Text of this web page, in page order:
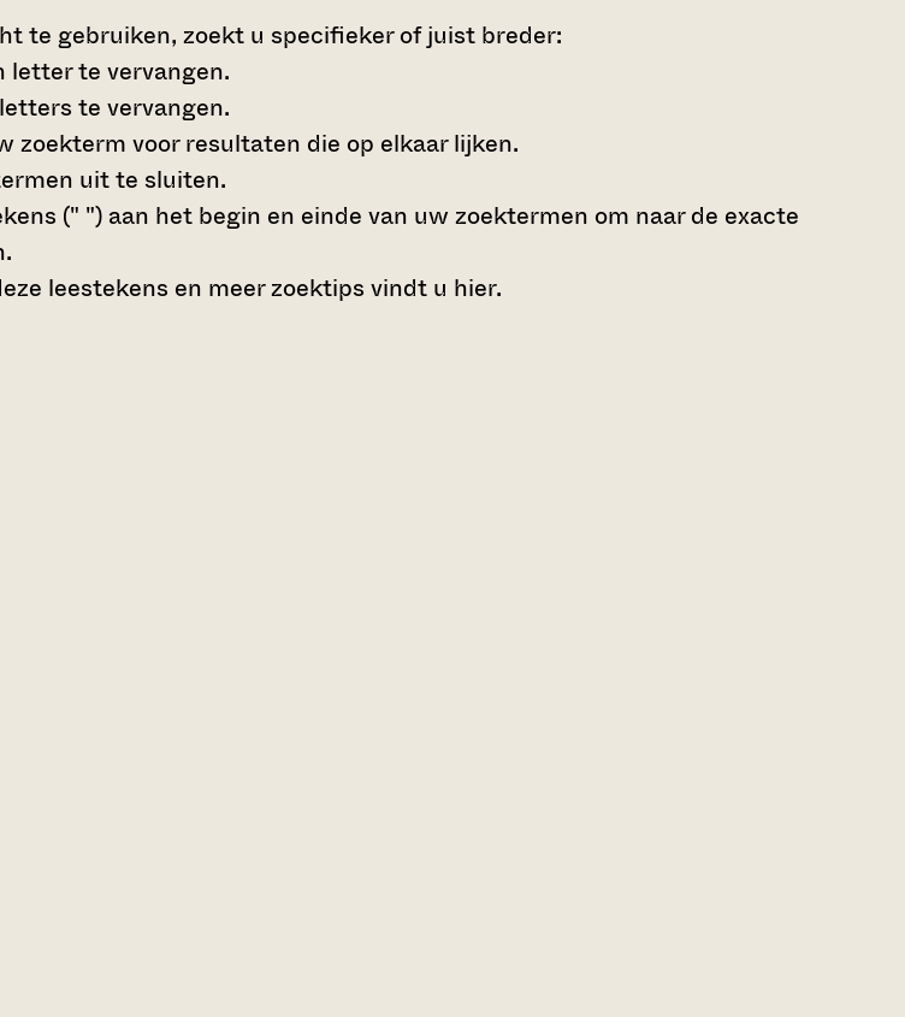
te gebruiken, zoekt u specifieker of juist breder:
letter te vervangen.
te vervangen.
zoekterm voor resultaten die op elkaar lijken.
uit te sluiten.
(" ") aan het begin en einde van uw zoektermen om naar de exacte
leestekens en meer zoektips vindt u hier.